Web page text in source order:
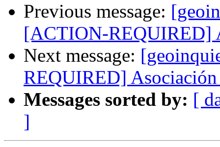
Previous message:
[ACTION-REQUIRED]
Next message:
REQUIRED]
Messages sorted by: [
]